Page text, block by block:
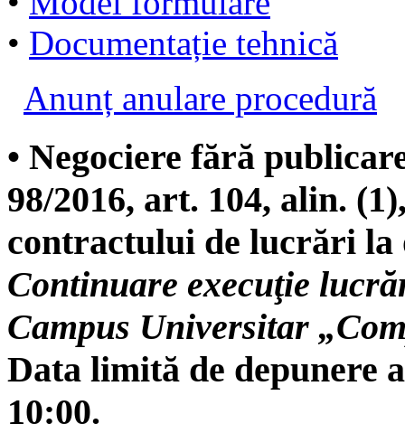
• Documentație tehnică
Anunț anulare procedură
• Negociere fără
98/2016, art. 104, alin.
contractului de lucrări la
Continuare execuţie
Campus Universitar
Data limită de depunere
10:00.